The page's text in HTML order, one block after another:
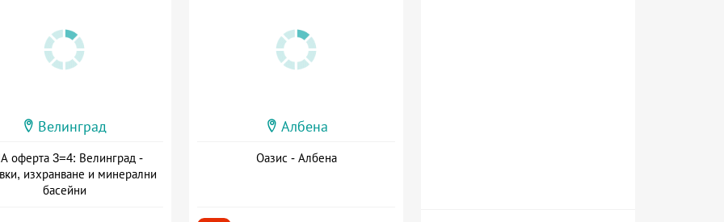
Велинград
оферта 3=4: Велинград -
изхранване и минерални
басейни
Албена
Оазис - Албена